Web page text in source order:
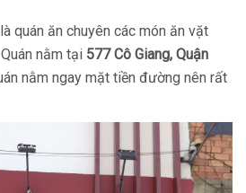
là quán ăn chuyên các món ăn vặt
nằm tại 577 Cô Giang, Quận
nằm ngay mặt tiền đường nên rất